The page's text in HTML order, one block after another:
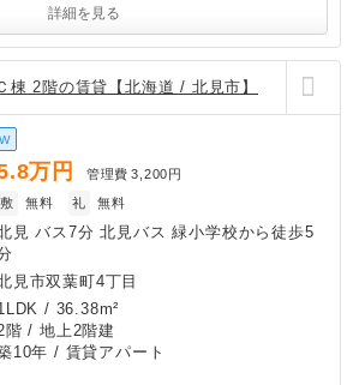
詳細を見る
棟 2階の賃貸【北海道 / 北見市】
万円 管理費 3,200円
敷
無料 礼 無料
見 バス7分 北見バス 緑小学校から徒歩5
見市双葉町4丁目
/ 36.38m²
階 / 地上2階建
10年 / 賃貸アパート